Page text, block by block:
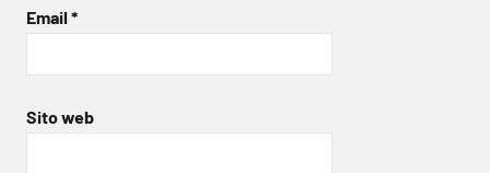
Email *
Sito web